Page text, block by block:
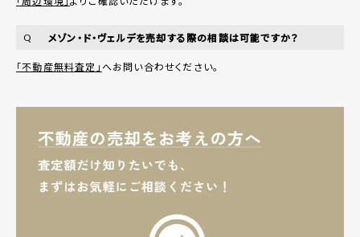
Q メゾン・ド・ヴェルデを売却する際の相談は可能ですか？
「不動産無料査定」へお問い合わせください。